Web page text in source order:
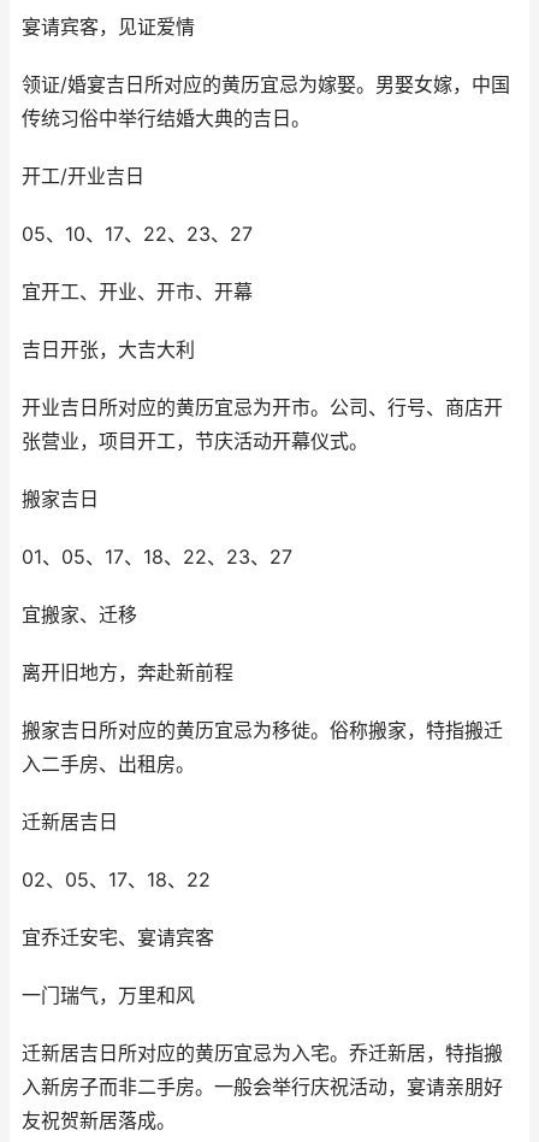
宴请宾客，见证爱情
领证/婚宴吉日所对应的黄历宜忌为嫁娶。男娶女嫁，中国
传统习俗中举行结婚大典的吉日。
开工/开业吉日
05、10、17、22、23、27
宜开工、开业、开市、开幕
吉日开张，大吉大利
开业吉日所对应的黄历宜忌为开市。公司、行号、商店开
张营业，项目开工，节庆活动开幕仪式。
搬家吉日
01、05、17、18、22、23、27
宜搬家、迁移
离开旧地方，奔赴新前程
搬家吉日所对应的黄历宜忌为移徙。俗称搬家，特指搬迁
入二手房、出租房。
迁新居吉日
02、05、17、18、22
宜乔迁安宅、宴请宾客
一门瑞气，万里和风
迁新居吉日所对应的黄历宜忌为入宅。乔迁新居，特指搬
入新房子而非二手房。一般会举行庆祝活动，宴请亲朋好
友祝贺新居落成。